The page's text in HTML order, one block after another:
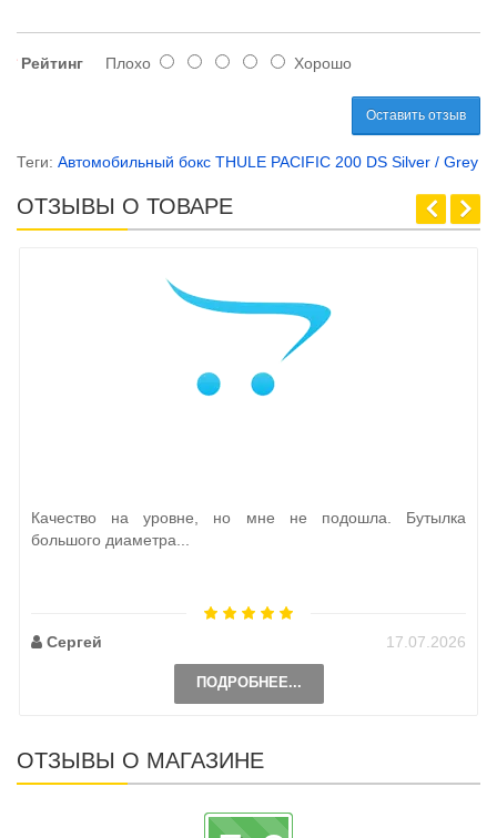
Рейтинг Плохо Хорошо
Оставить отзыв
Теги: Автомобильный бокс THULE PACIFIC 200 DS Silver / Grey
ОТЗЫВЫ О ТОВАРЕ
Качество на уровне, но мне не подошла. Бутылка
большого диаметра...
Сергей 17.07.2026
ПОДРОБНЕЕ...
ОТЗЫВЫ О МАГАЗИНЕ